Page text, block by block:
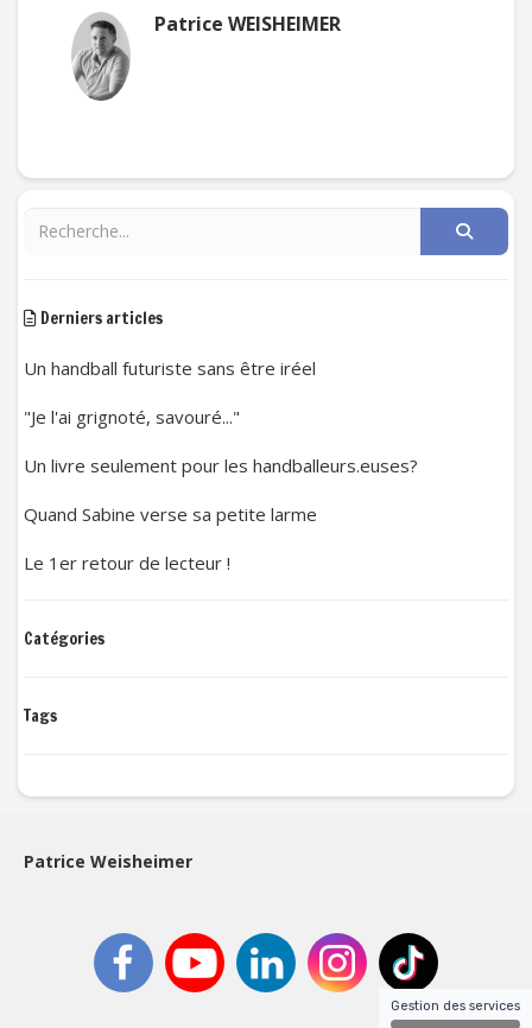
Patrice WEISHEIMER
Derniers articles
Un handball futuriste sans être iréel
"Je l'ai grignoté, savouré..."
Un livre seulement pour les handballeurs.euses?
Quand Sabine verse sa petite larme
Le 1er retour de lecteur !
Catégories
Tags
Patrice Weisheimer
Gestion des services